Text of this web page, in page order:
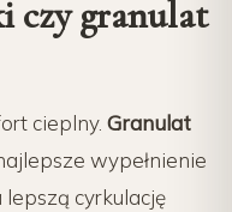
czy granulat
cieplny. Granulat
wypełnienie
cyrkulację